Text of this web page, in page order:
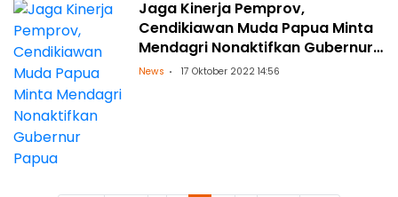
Jaga Kinerja Pemprov,
Cendikiawan Muda Papua Minta
Mendagri Nonaktifkan Gubernur
Papua
News 17 Oktober 2022 14:56